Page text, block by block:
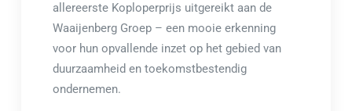
allereerste Koploperprijs uitgereikt aan de
Waaijenberg Groep – een mooie erkenning
voor hun opvallende inzet op het gebied van
duurzaamheid en toekomstbestendig
ondernemen.